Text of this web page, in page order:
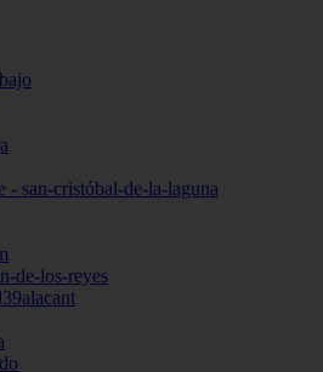
- san-cristóbal-de-la-laguna
de-los-reyes